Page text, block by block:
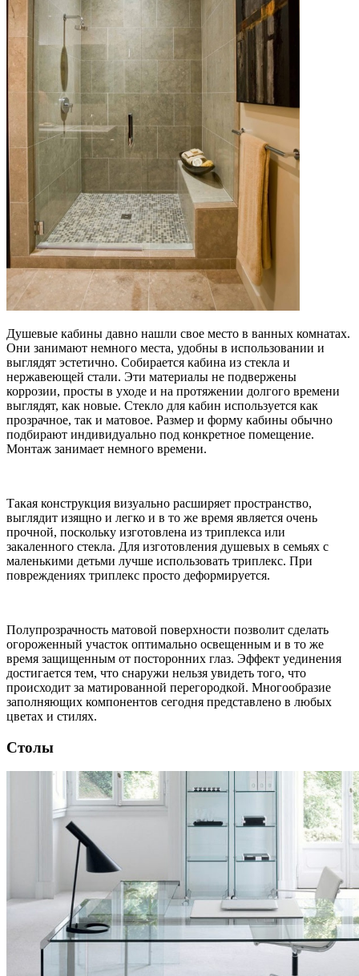
Душевые кабины давно нашли свое место в ванных комнатах.
Они занимают немного места, удобны в использовании и
выглядят эстетично. Собирается кабина из стекла и
нержавеющей стали. Эти материалы не подвержены
коррозии, просты в уходе и на протяжении долгого времени
выглядят, как новые. Стекло для кабин используется как
прозрачное, так и матовое. Размер и форму кабины обычно
подбирают индивидуально под конкретное помещение.
Монтаж занимает немного времени.
Такая конструкция визуально расширяет пространство,
выглядит изящно и легко и в то же время является очень
прочной, поскольку изготовлена из триплекса или
закаленного стекла. Для изготовления душевых в семьях с
маленькими детьми лучше использовать триплекс. При
повреждениях триплекс просто деформируется.
Полупрозрачность матовой поверхности позволит сделать
огороженный участок оптимально освещенным и в то же
время защищенным от посторонних глаз. Эффект уединения
достигается тем, что снаружи нельзя увидеть того, что
происходит за матированной перегородкой. Многообразие
заполняющих компонентов сегодня представлено в любых
цветах и стилях.
Столы